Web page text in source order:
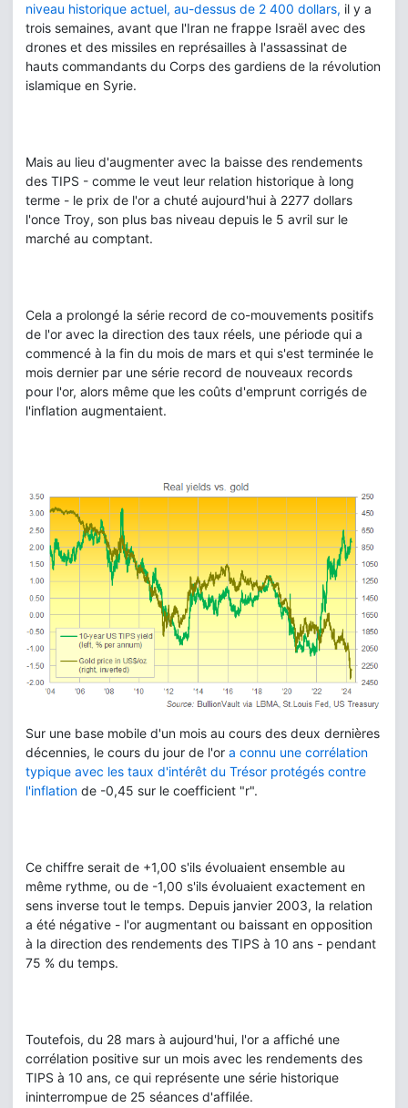
niveau historique actuel, au-dessus de 2 400 dollars, il y a
trois semaines, avant que l'Iran ne frappe Israël avec des
drones et des missiles en représailles à l'assassinat de
hauts commandants du Corps des gardiens de la révolution
islamique en Syrie.
Mais au lieu d'augmenter avec la baisse des rendements
des TIPS - comme le veut leur relation historique à long
terme - le prix de l'or a chuté aujourd'hui à 2277 dollars
l'once Troy, son plus bas niveau depuis le 5 avril sur le
marché au comptant.
Cela a prolongé la série record de co-mouvements positifs
de l'or avec la direction des taux réels, une période qui a
commencé à la fin du mois de mars et qui s'est terminée le
mois dernier par une série record de nouveaux records
pour l'or, alors même que les coûts d'emprunt corrigés de
l'inflation augmentaient.
Sur une base mobile d'un mois au cours des deux dernières
décennies, le cours du jour de l'or a connu une corrélation
typique avec les taux d'intérêt du Trésor protégés contre
l'inflation de -0,45 sur le coefficient "r".
Ce chiffre serait de +1,00 s'ils évoluaient ensemble au
même rythme, ou de -1,00 s'ils évoluaient exactement en
sens inverse tout le temps. Depuis janvier 2003, la relation
a été négative - l'or augmentant ou baissant en opposition
à la direction des rendements des TIPS à 10 ans - pendant
75 % du temps.
Toutefois, du 28 mars à aujourd'hui, l'or a affiché une
corrélation positive sur un mois avec les rendements des
TIPS à 10 ans, ce qui représente une série historique
ininterrompue de 25 séances d'affilée.